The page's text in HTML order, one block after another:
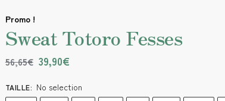
Promo !
Sweat Totoro Fesses
56,65€ 39,90€
TAILLE: No selection